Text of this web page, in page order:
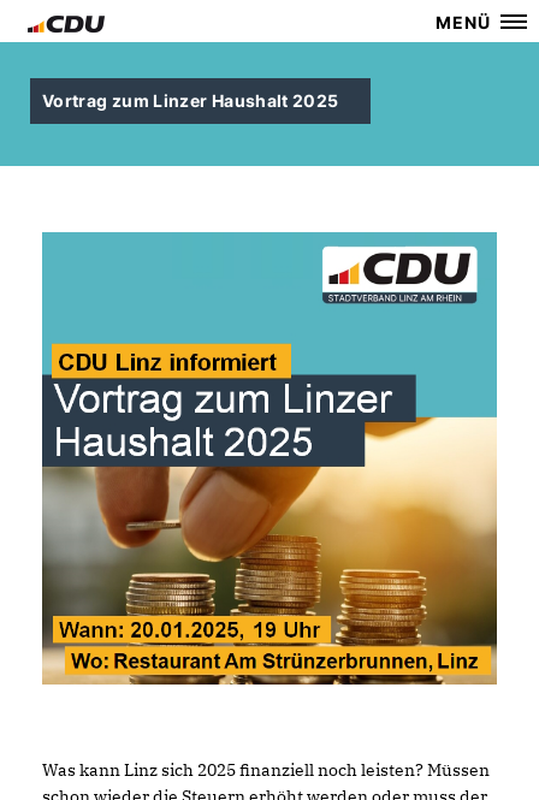
MENÜ
Vortrag zum Linzer Haushalt 2025
Was kann Linz sich 2025 finanziell noch leisten? Müssen